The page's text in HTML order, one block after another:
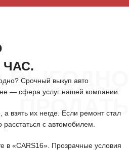
ПРОДАТЬ
ЧАС.
Срочный выкуп авто
— сфера услуг нашей компании.
взять их негде. Если ремонт стал
с автомобилем.
в «CARS16». Прозрачные условия